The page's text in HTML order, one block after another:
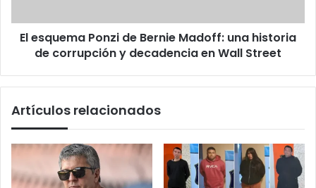
de
corrupción
en
Street
El esquema Ponzi de Bernie Madoff: una historia
de corrupción y decadencia en Wall Street
Artículos relacionados